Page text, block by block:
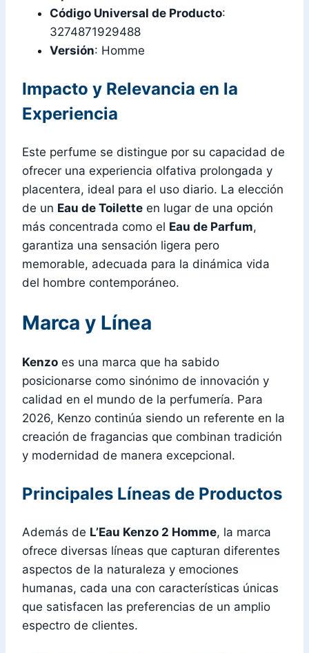
Código Universal de Producto:
3274871929488
Versión: Homme
Impacto y Relevancia en la
Experiencia
Este perfume se distingue por su capacidad de
ofrecer una experiencia olfativa prolongada y
placentera, ideal para el uso diario. La elección
de un Eau de Toilette en lugar de una opción
más concentrada como el Eau de Parfum,
garantiza una sensación ligera pero
memorable, adecuada para la dinámica vida
del hombre contemporáneo.
Marca y Línea
Kenzo es una marca que ha sabido
posicionarse como sinónimo de innovación y
calidad en el mundo de la perfumería. Para
2026, Kenzo continúa siendo un referente en la
creación de fragancias que combinan tradición
y modernidad de manera excepcional.
Principales Líneas de Productos
Además de L’Eau Kenzo 2 Homme, la marca
ofrece diversas líneas que capturan diferentes
aspectos de la naturaleza y emociones
humanas, cada una con características únicas
que satisfacen las preferencias de un amplio
espectro de clientes.